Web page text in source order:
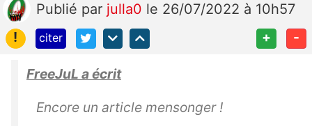
Publié par julla0 le 26/07/2022 à 10h57
!
citer + -
FreeJuL a écrit
Encore un article mensonger !